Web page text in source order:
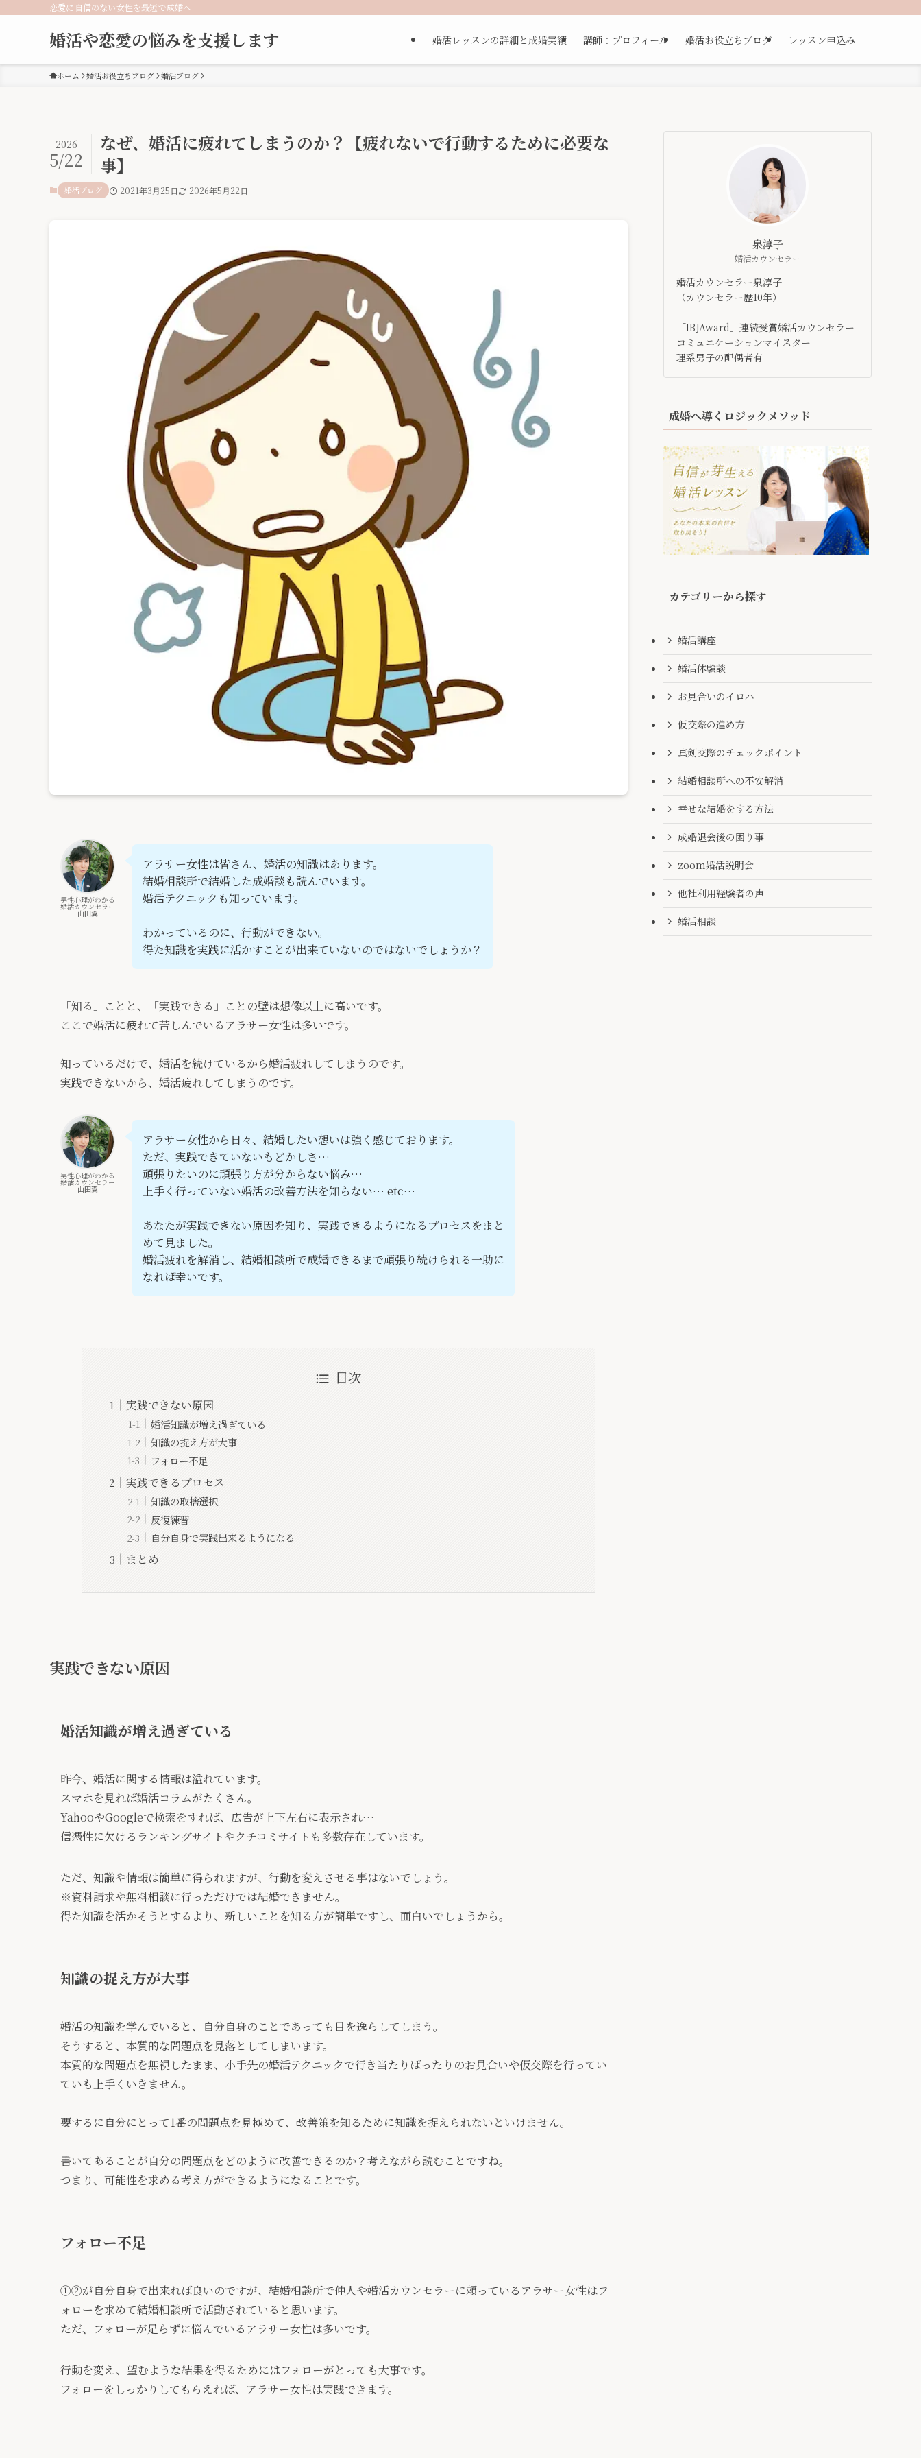
恋愛に自信のない女性を最短で成婚へ
婚活や恋愛の悩みを支援します 婚活レッスンの詳細と成婚実績 講師：プロフィール 婚活お役立ちブログ レッスン申込み
ホーム 婚活お役立ちブログ 婚活ブログ
なぜ、婚活に疲れてしまうのか？【疲れないで行動するために必要な
事】
2026
5/22
婚活ブログ 2021年3月25日 2026年5月22日
男性心理がわかる
婚活カウンセラー
山田翼
アラサー女性は皆さん、婚活の知識はあります。
結婚相談所で結婚した成婚談も読んでいます。
婚活テクニックも知っています。
わかっているのに、行動ができない。
得た知識を実践に活かすことが出来ていないのではないでしょうか？
「知る」ことと、「実践できる」ことの壁は想像以上に高いです。
ここで婚活に疲れて苦しんでいるアラサー女性は多いです。
知っているだけで、婚活を続けているから婚活疲れしてしまうのです。
実践できないから、婚活疲れしてしまうのです。
男性心理がわかる
婚活カウンセラー
山田翼
アラサー女性から日々、結婚したい想いは強く感じております。
ただ、実践できていないもどかしさ…
頑張りたいのに頑張り方が分からない悩み…
上手く行っていない婚活の改善方法を知らない… etc…
あなたが実践できない原因を知り、実践できるようになるプロセスをまと
めて見ました。
婚活疲れを解消し、結婚相談所で成婚できるまで頑張り続けられる一助に
なれば幸いです。
目次
実践できない原因
婚活知識が増え過ぎている
知識の捉え方が大事
フォロー不足
実践できるプロセス
知識の取捨選択
反復練習
自分自身で実践出来るようになる
まとめ
実践できない原因
婚活知識が増え過ぎている
昨今、婚活に関する情報は溢れています。
スマホを見れば婚活コラムがたくさん。
YahooやGoogleで検索をすれば、広告が上下左右に表示され…
信憑性に欠けるランキングサイトやクチコミサイトも多数存在しています。
ただ、知識や情報は簡単に得られますが、行動を変えさせる事はないでしょう。
※資料請求や無料相談に行っただけでは結婚できません。
得た知識を活かそうとするより、新しいことを知る方が簡単ですし、面白いでしょうから。
知識の捉え方が大事
婚活の知識を学んでいると、自分自身のことであっても目を逸らしてしまう。
そうすると、本質的な問題点を見落としてしまいます。
本質的な問題点を無視したまま、小手先の婚活テクニックで行き当たりばったりのお見合いや仮交際を行ってい
ていも上手くいきません。
要するに自分にとって1番の問題点を見極めて、改善策を知るために知識を捉えられないといけません。
書いてあることが自分の問題点をどのように改善できるのか？考えながら読むことですね。
つまり、可能性を求める考え方ができるようになることです。
フォロー不足
①②が自分自身で出来れば良いのですが、結婚相談所で仲人や婚活カウンセラーに頼っているアラサー女性はフ
ォローを求めて結婚相談所で活動されていると思います。
ただ、フォローが足らずに悩んでいるアラサー女性は多いです。
行動を変え、望むような結果を得るためにはフォローがとっても大事です。
フォローをしっかりしてもらえれば、アラサー女性は実践できます。
泉淳子
婚活カウンセラー
婚活カウンセラー泉淳子
（カウンセラー歴10年）
「IBJAward」連続受賞婚活カウンセラー
コミュニケーションマイスター
理系男子の配偶者有
成婚へ導くロジックメソッド
カテゴリーから探す
婚活講座
婚活体験談
お見合いのイロハ
仮交際の進め方
真剣交際のチェックポイント
結婚相談所への不安解消
幸せな結婚をする方法
成婚退会後の困り事
zoom婚活説明会
他社利用経験者の声
婚活相談